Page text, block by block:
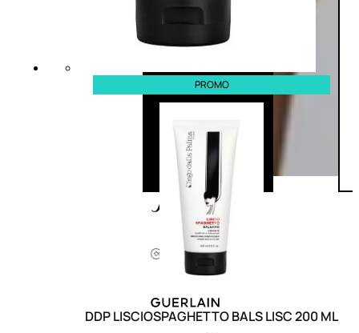
PROMO
DDP LISCIOSPAGHETTO BALS LISC 200 ML